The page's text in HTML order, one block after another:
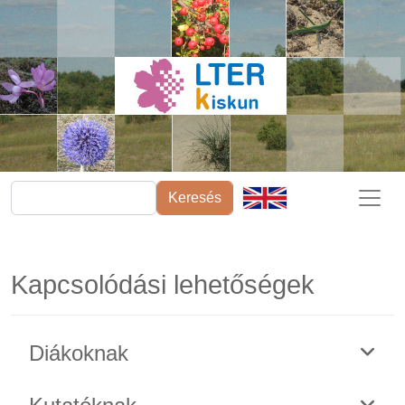
Ugrás a tartalomra
Keresés
Kapcsolódási lehetőségek
Diákoknak